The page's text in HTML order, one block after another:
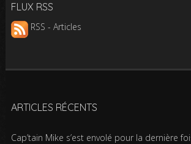
FLUX RSS
RSS - Articles
ARTICLES RÉCENTS
Cap’tain Mike s’est envolé pour la dernière